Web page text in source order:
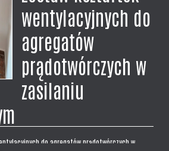
wentylacyjnych do
agregatów
prądotwórczych w
zasilaniu
do agregatów prądotwórczych w